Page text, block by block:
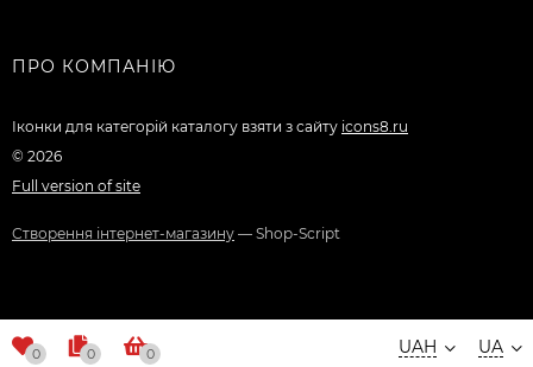
ПРО КОМПАНІЮ
Іконки для категорій каталогу взяти з сайту icons8.ru
© 2026
Full version of site
Створення інтернет-магазину — Shop-Script
UA
UAH
0 0 0